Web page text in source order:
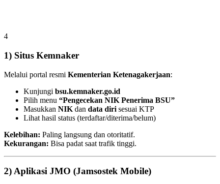
4
1) Situs Kemnaker
Melalui portal resmi Kementerian Ketenagakerjaan:
Kunjungi bsu.kemnaker.go.id
Pilih menu “Pengecekan NIK Penerima BSU”
Masukkan NIK dan data diri sesuai KTP
Lihat hasil status (terdaftar/diterima/belum)
Kelebihan: Paling langsung dan otoritatif.
Kekurangan: Bisa padat saat trafik tinggi.
2) Aplikasi JMO (Jamsostek Mobile)